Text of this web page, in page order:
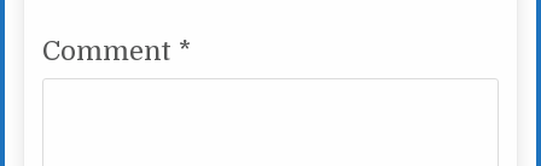
Comment *